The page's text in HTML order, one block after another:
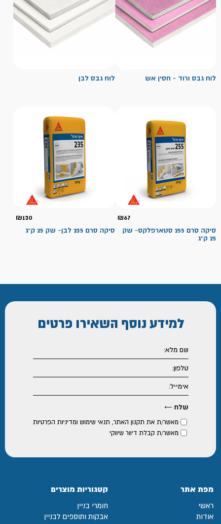
לוח גבס ורוד - חסין אש לוח גבס לבן
₪67
סיקה סרם 255 סטארפלקס- שק
25 ק"ג
₪130
סיקה סרם 235 לבן- שק 25 ק"ג
למידע נוסף השאירו פרטים
מאשר/ת את תקנון האתר, תנאי שימוש ומדיניות הפרטיות
מאשר/ת קבלת דיוור שיווקי
מפת אתר
ראשי
אודות
קטגוריות מוצרים
חומרי בניין
אבקות ותוספים לבניין